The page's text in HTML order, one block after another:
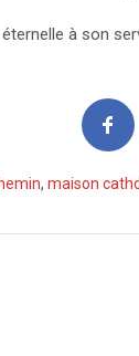
à son
, maison